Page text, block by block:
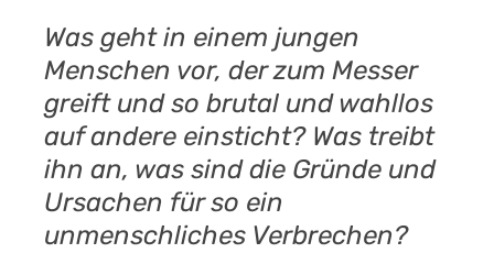
Was geht in einem jungen
Menschen vor, der zum Messer
greift und so brutal und wahllos
auf andere einsticht? Was treibt
ihn an, was sind die Gründe und
Ursachen für so ein
unmenschliches Verbrechen?